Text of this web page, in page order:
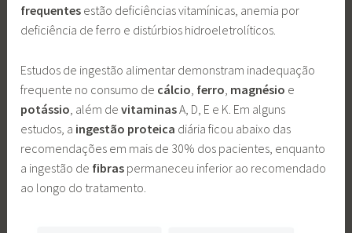
frequentes estão deficiências vitamínicas, anemia por
deficiência de ferro e distúrbios hidroeletrolíticos.
Estudos de ingestão alimentar demonstram inadequação
frequente no consumo de cálcio ferro magnésio e
potássio , além devitaminasA, D, E e K. Em alguns
estudos, a ingestão proteica diária ficou abaixo das
recomendações em mais de 30% dos pacientes, enquanto
a ingestão de fibras permaneceu inferior ao recomendado
ao longo do tratamento.